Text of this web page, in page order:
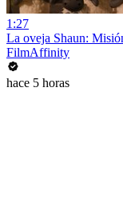
1:27
La oveja Shaun:
FilmAffinity
hace 5 horas